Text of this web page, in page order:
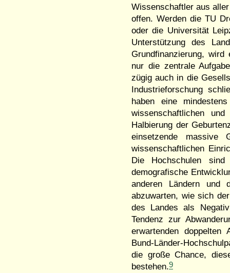
Wissenschaftler aus
offen. Werden die TU
oder die Universität
Unterstützung des
Grundfinanzierung,
nur die zentrale
zügig auch in die
Industrieforschung
haben eine
wissenschaftlichen
Halbierung der
einsetzende massive
wissenschaftlichen
Die Hochschulen
demografische
anderen Ländern und
abzuwarten, wie sich
des Landes als
Tendenz zur
erwartenden doppelten
Bund-Länder-
die große Chance,
bestehen.9